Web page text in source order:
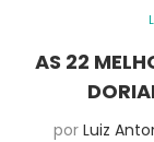
AS 22
por Luiz